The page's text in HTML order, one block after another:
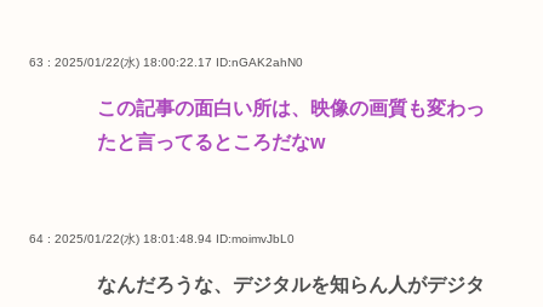
63 : 2025/01/22(水) 18:00:22.17 ID:nGAK2ahN0
この記事の面白い所は、映像の画質も変わっ
たと言ってるところだなw
64 : 2025/01/22(水) 18:01:48.94 ID:moimvJbL0
なんだろうな、デジタルを知らん人がデジタ